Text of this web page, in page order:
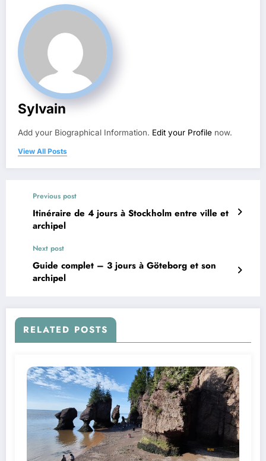
Sylvain
Add your Biographical Information. Edit your Profile now.
View All Posts
Previous post
Itinéraire de 4 jours à Stockholm entre ville et
archipel
Next post
Guide complet – 3 jours à Göteborg et son
archipel
RELATED POSTS